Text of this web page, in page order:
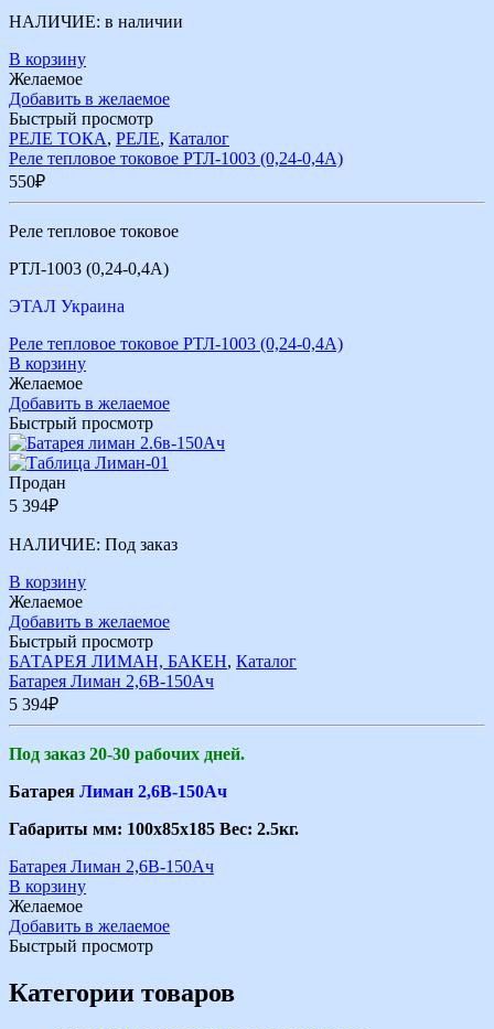
НАЛИЧИЕ: в наличии
В корзину
Желаемое
Добавить в желаемое
Быстрый просмотр
РЕЛЕ ТОКА, РЕЛЕ, Каталог
Реле тепловое токовое РТЛ-1003 (0,24-0,4А)
550₽
Реле тепловое токовое
РТЛ-1003 (0,24-0,4А)
ЭТАЛ Украина
Реле тепловое токовое РТЛ-1003 (0,24-0,4А)
В корзину
Желаемое
Добавить в желаемое
Быстрый просмотр
Продан
5 394₽
НАЛИЧИЕ: Под заказ
В корзину
Желаемое
Добавить в желаемое
Быстрый просмотр
БАТАРЕЯ ЛИМАН, БАКЕН, Каталог
Батарея Лиман 2,6В-150Ач
5 394₽
Под заказ 20-30 рабочих дней.
Батарея Лиман 2,6В-150Ач
Габариты мм: 100х85х185 Вес: 2.5кг.
Батарея Лиман 2,6В-150Ач
В корзину
Желаемое
Добавить в желаемое
Быстрый просмотр
Категории товаров